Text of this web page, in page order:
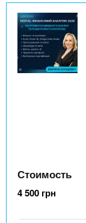
Стоимость
4 500 грн